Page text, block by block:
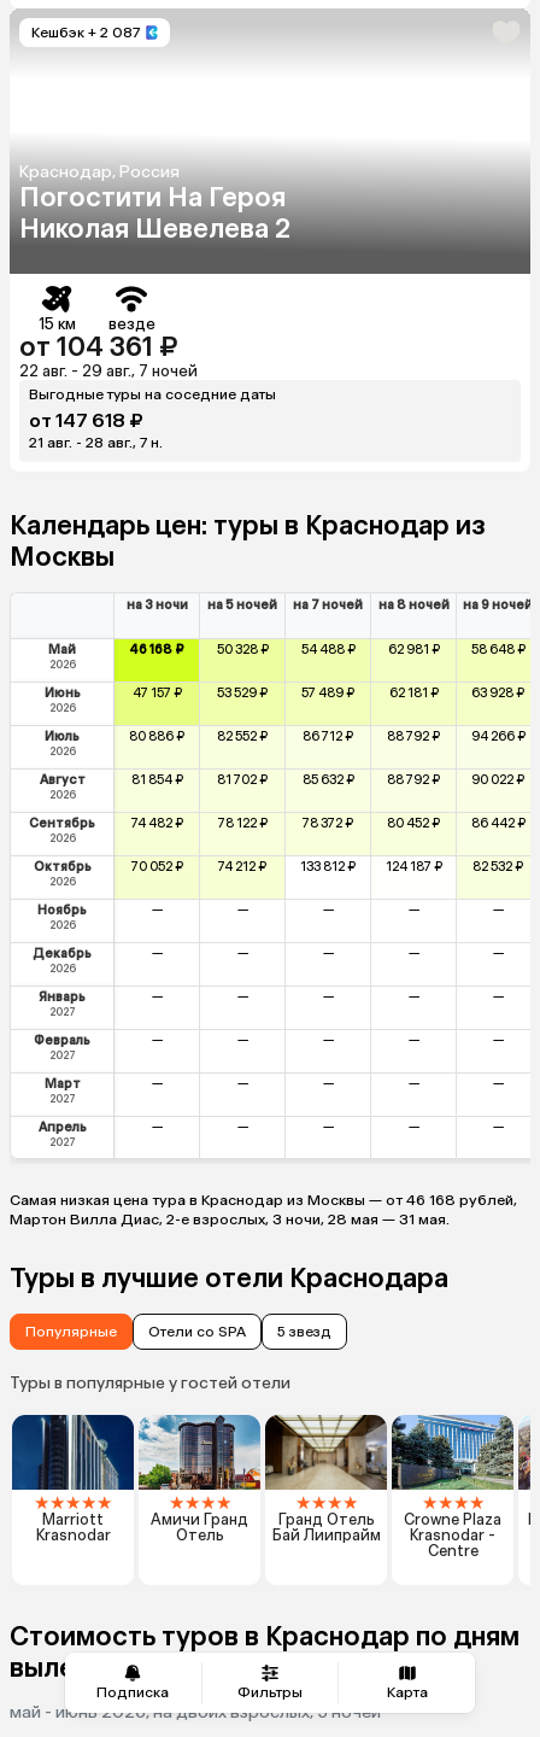
Подписка Фильтры Карта
Кешбэк + 2 087
Краснодар, Россия
Погостити На Героя
Николая Шевелева 2
15 км везде
от 104 361 ₽
22 авг. - 29 авг., 7 ночей
Выгодные туры на соседние даты
от 147 618 ₽
21 авг. - 28 авг., 7 н.
Календарь цен: туры в Краснодар из
Москвы
на 3 ночи на 5 ночей на 7 ночей на 8 ночей на 9 ночей
Май
2026
46 168 ₽ 50 328 ₽ 54 488 ₽ 62 981 ₽ 58 648 ₽
Июнь
2026
47 157 ₽ 53 529 ₽ 57 489 ₽ 62 181 ₽ 63 928 ₽
Июль
2026
80 886 ₽ 82 552 ₽ 86 712 ₽ 88 792 ₽ 94 266 ₽
Август
2026
81 854 ₽ 81 702 ₽ 85 632 ₽ 88 792 ₽ 90 022 ₽
Сентябрь
2026
74 482 ₽ 78 122 ₽ 78 372 ₽ 80 452 ₽ 86 442 ₽
Октябрь
2026
70 052 ₽ 74 212 ₽ 133 812 ₽ 124 187 ₽ 82 532 ₽
Ноябрь
2026
— — — — —
Декабрь
2026
— — — — —
Январь
2027
— — — — —
Февраль
2027
— — — — —
Март
2027
— — — — —
Апрель
2027
— — — — —
Самая низкая цена тура в Краснодар из Москвы — от 46 168 рублей,
Мартон Вилла Диас, 2-е взрослых, 3 ночи, 28 мая — 31 мая.
Туры в лучшие отели Краснодара
Популярные Отели со SPA 5 звезд
Туры в популярные у гостей отели
★★★★★
Marriott
Krasnodar
★★★★
Амичи Гранд
Отель
★★★★
Гранд Отель
Бай Лиипрайм
★★★★
Crowne Plaza
Krasnodar -
Centre
Стоимость туров в Краснодар по дням
вылета
май - июнь 2026, на двоих взрослых, 5 ночей